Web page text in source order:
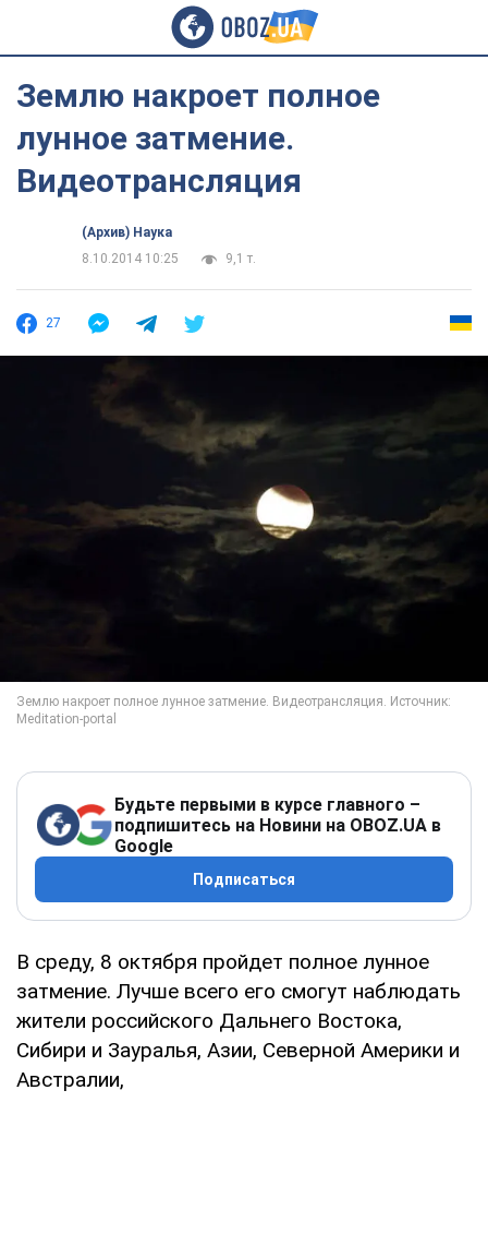
Землю накроет полное
лунное затмение.
Видеотрансляция
(Архив) Наука
8.10.2014 10:25
9,1 т.
27
Будьте первыми в курсе главного –
подпишитесь на Новини на OBOZ.UA в
Google
Подписаться
В среду, 8 октября пройдет полное лунное
затмение. Лучше всего его смогут наблюдать
жители российского Дальнего Востока,
Сибири и Зауралья, Азии, Северной Америки и
Австралии,